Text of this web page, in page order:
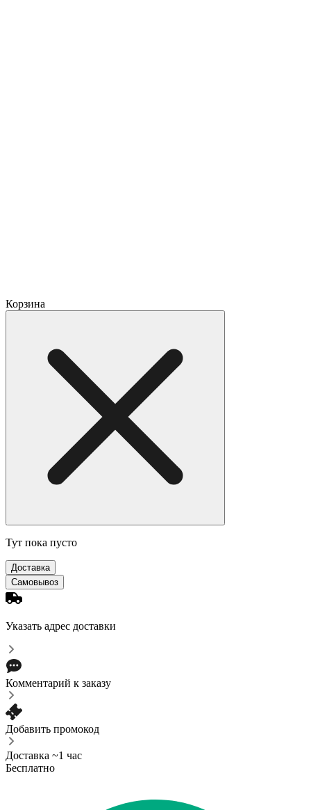
Корзина
Тут пока пусто
Доставка
Самовывоз
Указать адрес доставки
Комментарий к заказу
Добавить промокод
Доставка ~1 час
Бесплатно